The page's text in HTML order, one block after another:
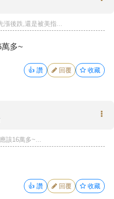
漲後跌,還是被美指...
多~
👍 讚 回覆 收藏
該16萬多~...
👍 讚 回覆 收藏